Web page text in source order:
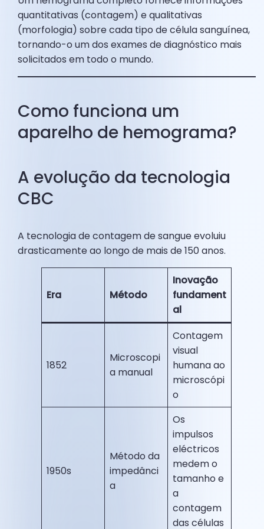
quantitativas (contagem) e qualitativas
(morfologia) sobre cada tipo de célula sanguínea,
tornando-o um dos exames de diagnóstico mais
solicitados em todo o mundo.
Como funciona um
aparelho de hemograma?
A evolução da tecnologia
CBC
A tecnologia de contagem de sangue evoluiu
drasticamente ao longo de mais de 150 anos.
Era Método
Inovação
fundament
al
1852
Microscopi
a manual
Contagem
visual
humana ao
microscópi
o
1950s
Método da
impedânci
a
Os
impulsos
eléctricos
medem o
tamanho e
a
contagem
das células